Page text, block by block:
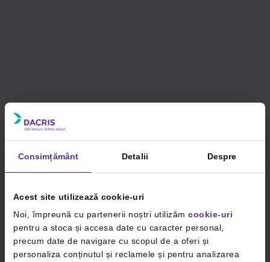
Consimțământ Detalii Despre
Acest site utilizează cookie-uri
Noi, împreună cu partenerii noștri utilizăm cookie-uri
pentru a stoca și accesa date cu caracter personal,
precum date de navigare cu scopul de a oferi și
personaliza conținutul și reclamele și pentru analizarea